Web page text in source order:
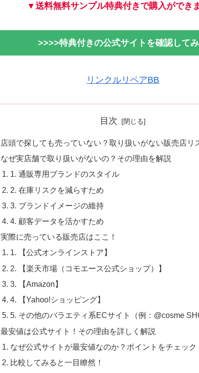
▼送料無料サンプル特典付きで購入ができ
>>>>特典付きの公式サイトを確認して
リンクルリペアBB
目次
店頭で探しても売っていない？取り扱いがない販売店リ
なぜ実店舗で取り扱いがないの？その理由を解説
1. 通販専用ブランドのスタイル
2. 在庫リスクを減らすため
3. ブランドイメージの維持
4. 顧客データを活かすため
実際に売っている販売店はここ！
1. 【公式オンラインストア】
2. 【楽天市場（コモエース公式ショップ）】
3. 【Amazon】
4. 【Yahoo!ショッピング】
5. その他のバラエティ系ECサイト（例：@cosme
最安値は公式サイト！その理由を詳しく解説
なぜ公式サイトが最安値なのか？ポイントをチェック
比較してみると一目瞭然！